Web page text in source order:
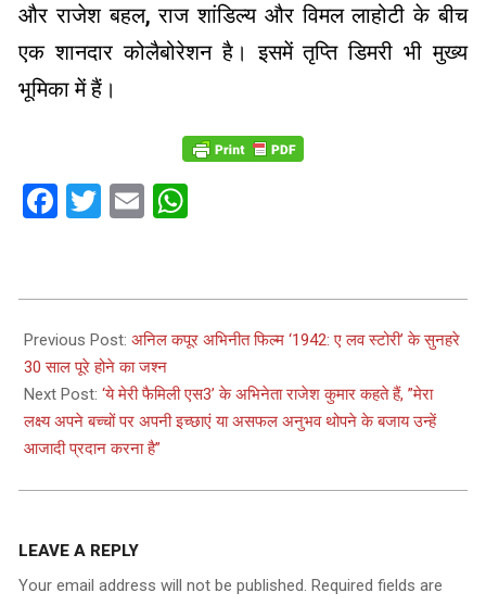
और राजेश बहल, राज शांडिल्य और विमल लाहोटी के बीच
एक शानदार कोलैबोरेशन है। इसमें तृप्ति डिमरी भी मुख्य
भूमिका में हैं।
Facebook
Twitter
Email
04-
17
Previous Post: अनिल कपूर अभिनीत फिल्म ‘1942: ए लव स्टोरी’ के सुनहरे
30 साल पूरे होने का जश्न
Next Post: ‘ये मेरी फैमिली एस3’ के अभिनेता राजेश कुमार कहते हैं, ”मेरा
लक्ष्य अपने बच्चों पर अपनी इच्छाएं या असफल अनुभव थोपने के बजाय उन्हें
आजादी प्रदान करना है”
LEAVE A REPLY
Your email address will not be published. Required fields are